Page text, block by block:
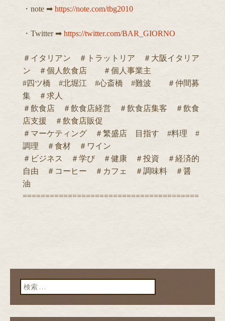
・note ➡︎ https://note.com/tbg2010
・Twitter ➡︎ https://twitter.com/BAR_GIORNO
＃イタリアン ＃トラットリア ＃大阪イタリア
ン ＃個人飲食店 ＃個人事業主
#四ツ橋 #北堀江 #心斎橋 #難波 ＃仲間募
集 ＃求人
＃飲食店 ＃飲食店経営 ＃飲食店集客 ＃飲食
店支援 ＃飲食店販促
＃マーケティング ＃繁盛店 目指す #料理 #
調理 ＃食材 ＃ワイン
＃ビジネス ＃学び ＃健康 ＃投資 ＃経済的
自由 ＃コーヒー ＃カフェ ＃調味料 ＃醤
油
=======================================
検索: